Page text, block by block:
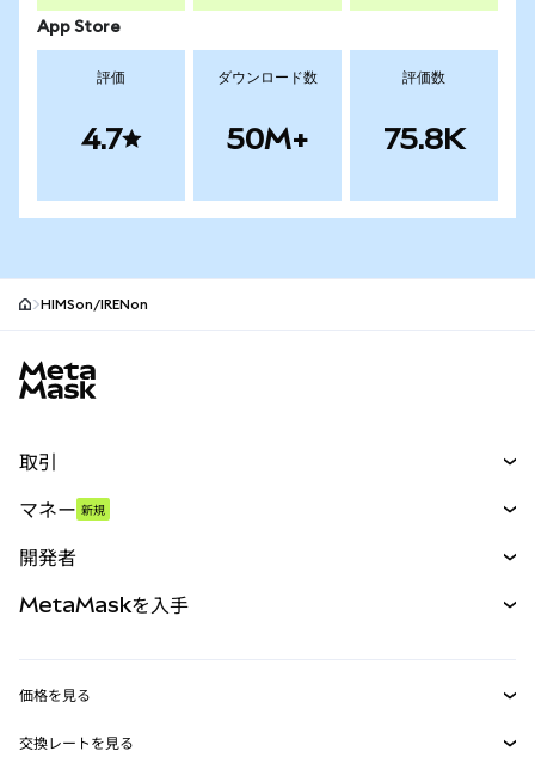
App Store
評価
4.7
ダウンロード数
50M+
評価数
75.8K
HIMSon/IRENon
取引
パーペチュアル
RWA
マネー 新規
開発者
MetaMask Connect
MetaMaskを入手
価格を見る
イーサリアムの価格
交換レートを見る